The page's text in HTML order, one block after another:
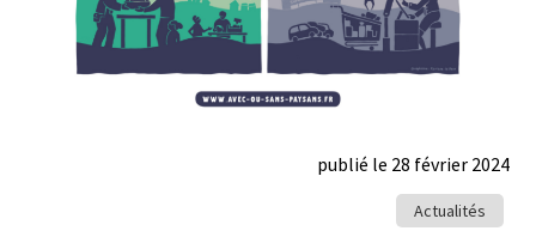
publié le 28 février 2024
Actualités